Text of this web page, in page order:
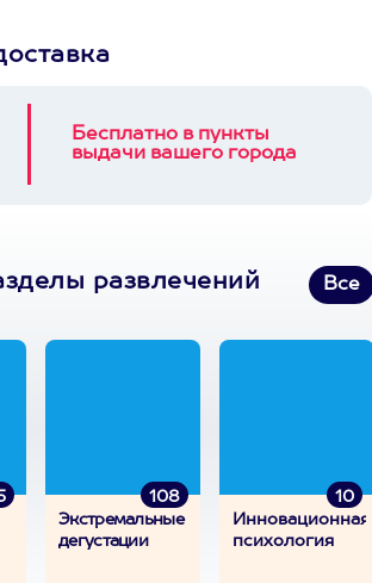
Бесплатно в пункты
выдачи вашего города
развлечений Все
108
Экстремальные
дегустации
10
Инновационная
психология